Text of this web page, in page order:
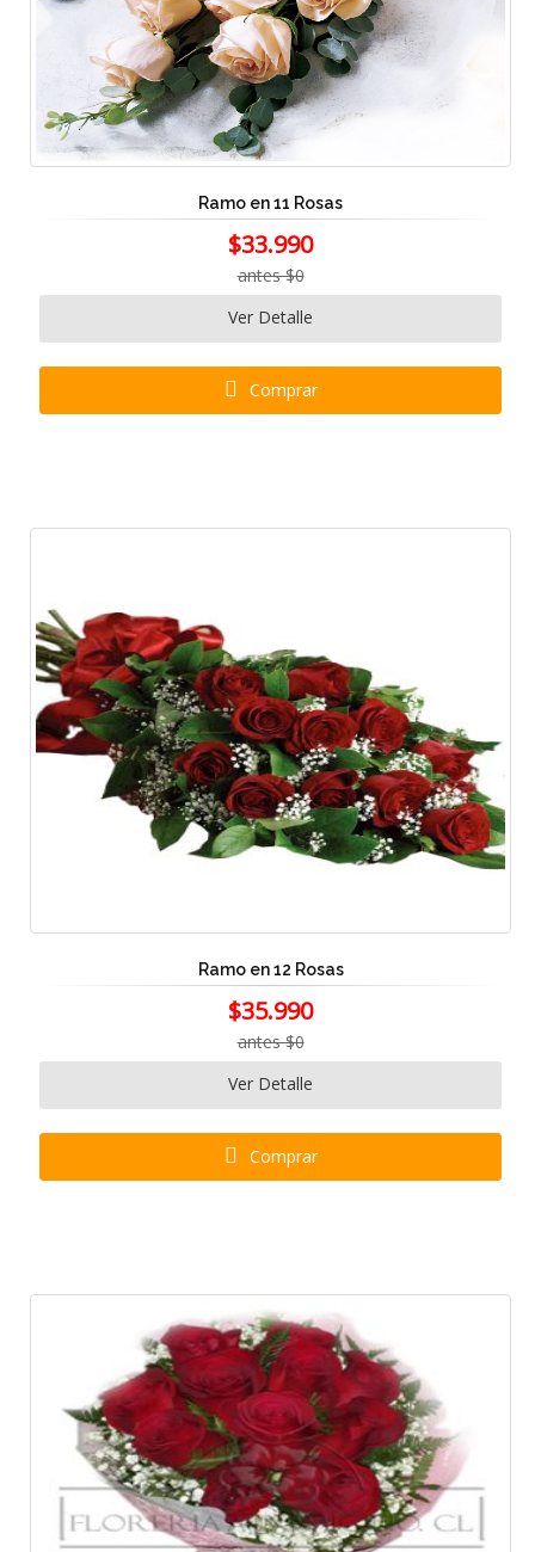
Ramo en 11 Rosas
$33.990
antes $0
Ver Detalle
Comprar
Ramo en 12 Rosas
$35.990
antes $0
Ver Detalle
Comprar